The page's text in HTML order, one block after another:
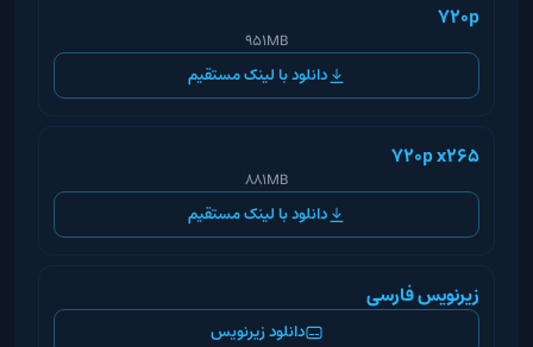
720p
951MB
دانلود با لینک مستقیم
720p x265
881MB
دانلود با لینک مستقیم
زیرنویس فارسی
دانلود زیرنویس